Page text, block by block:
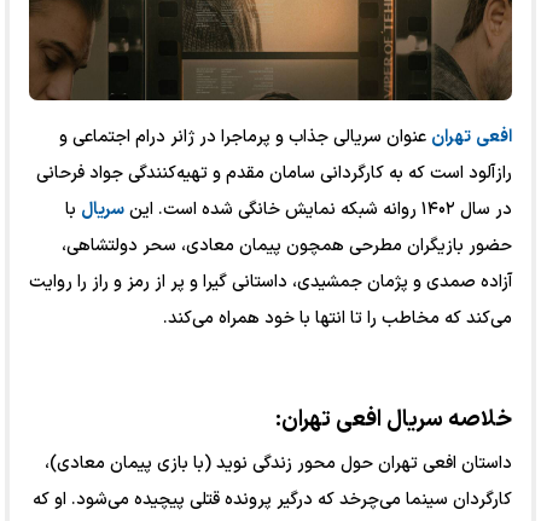
افعی تهران عنوان سریالی جذاب و پرماجرا در ژانر درام اجتماعی و
رازآلود است که به کارگردانی سامان مقدم و تهیه‌کنندگی جواد فرحانی
در سال ۱۴۰۲ روانه شبکه نمایش خانگی شده است. این
سریال با
حضور بازیگران مطرحی همچون پیمان معادی، سحر دولتشاهی،
آزاده صمدی و پژمان جمشیدی، داستانی گیرا و پر از رمز و راز را روایت
می‌کند که مخاطب را تا انتها با خود همراه می‌کند.
خلاصه سریال افعی تهران:
داستان افعی تهران حول محور زندگی نوید (با بازی پیمان معادی)،
کارگردان سینما می‌چرخد که درگیر پرونده قتلی پیچیده می‌شود. او که